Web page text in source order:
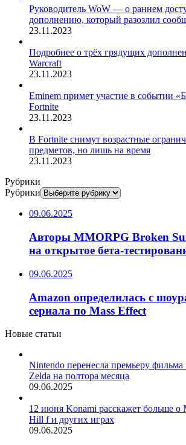
Руководитель WoW — о раннем
дополнению, который разозлил
23.11.2023
Подробнее о трёх грядущих
Warcraft
23.11.2023
Eminem примет участие в событии
Fortnite
23.11.2023
В Fortnite снимут возрастные
предметов, но лишь на время
23.11.2023
Рубрики
Рубрики
09.06.2025
Авторы MMORPG Broken
на открытое бета-
09.06.2025
Amazon определилась с
сериала по Mass Effect
Новые статьи
Nintendo перенесла премьеру
Zelda на полтора месяца
09.06.2025
12 июня Konami расскажет больше о
Hill f и других играх
09.06.2025